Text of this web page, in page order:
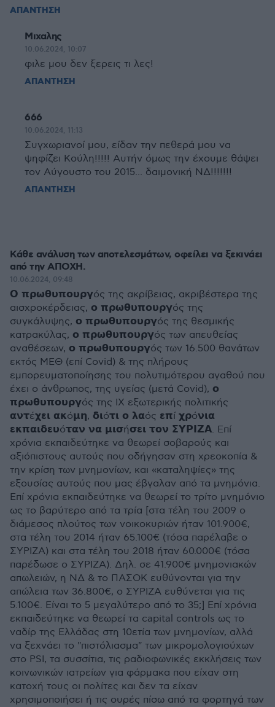
ΑΠΑΝΤΗΣΗ
Μιχαλης
10.06.2024, 10:07
φιλε μου δεν ξερεις τι λες!
ΑΠΑΝΤΗΣΗ
666
10.06.2024, 11:13
Συγχωριανοί μου, είδαν την πεθερά μου να
ψηφίζει Κούλη!!!!! Αυτήν όμως την έχουμε θάψει
τον Αύγουστο του 2015... δαιμονική ΝΔ!!!!!!!
ΑΠΑΝΤΗΣΗ
Κάθε ανάλυση των αποτελεσμάτων, οφείλει να ξεκινάει
από την ΑΠΟΧΗ.
10.06.2024, 09:48
𝝤 𝝿𝞀𝞈𝝷𝞄𝝿𝝾𝞄𝞀𝝲ός της ακρίβειας, ακριβέστερα της
αισχροκέρδειας, 𝝾 𝝿𝞀𝞈𝝷𝞄𝝿𝝾𝞄𝞀𝝲ός της
συγκάλυψης, 𝝾 𝝿𝞀𝞈𝝷𝞄𝝿𝝾𝞄𝞀𝝲ός της θεσμικής
κατρακύλας, 𝝾 𝝿𝞀𝞈𝝷𝞄𝝿𝝾𝞄𝞀𝝲ός των απευθείας
αναθέσεων, 𝝾 𝝿𝞀𝞈𝝷𝞄𝝿𝝾𝞄𝞀𝝲ός των 16.500 θανάτων
εκτός ΜΕΘ (επί Covid) & της πλήρους
εμπορευματοποίησης του πολυτιμότερου αγαθού που
έχει ο άνθρωπος, της υγείας (μετά Covid), 𝝾
𝝿𝞀𝞈𝝷𝞄𝝿𝝾𝞄𝞀𝝲ός της ΙΧ εξωτερικής πολιτικής
𝝰𝝼𝞃έ𝞆𝝴𝝸 𝝰𝝹ό𝝻𝝶, 𝝳𝝸ό𝞃𝝸 𝝾 𝝺𝝰ός 𝝴𝝿ί 𝞆𝞀ό𝝼𝝸𝝰
𝝴𝝹𝝿𝝰𝝸𝝳𝝴𝞄ό𝞃𝝰𝝼 𝝼𝝰 𝝻𝝸𝞂ή𝞂𝝴𝝸 𝞃𝝾𝝼 𝝨𝝪𝝦𝝞𝝛𝝖. Επί
χρόνια εκπαιδεύτηκε να θεωρεί σοβαρούς και
αξιόπιστους αυτούς που οδήγησαν στη χρεοκοπία &
την κρίση των μνημονίων, και «καταληψίες» της
εξουσίας αυτούς που μας έβγαλαν από τα μνημόνια.
Επί χρόνια εκπαιδεύτηκε να θεωρεί το τρίτο μνημόνιο
ως το βαρύτερο από τα τρία [στα τέλη του 2009 ο
διάμεσος πλούτος των νοικοκυριών ήταν 101.900€,
στα τέλη του 2014 ήταν 65.100€ (τόσα παρέλαβε ο
ΣΥΡΙΖΑ) και στα τέλη του 2018 ήταν 60.000€ (τόσα
παρέδωσε ο ΣΥΡΙΖΑ). Δηλ. σε 41.900€ μνημονιακών
απωλειών, η ΝΔ & το ΠΑΣΟΚ ευθύνονται για την
απώλεια των 36.800€, ο ΣΥΡΙΖΑ ευθύνεται για τις
5.100€. Είναι το 5 μεγαλύτερο από το 35;] Επί χρόνια
εκπαιδεύτηκε να θεωρεί τα capital controls ως το
ναδίρ της Ελλάδας στη 10ετία των μνημονίων, αλλά
να ξεχνάει το "πιστόλιασμα" των μικρομολογιούχων
στο PSI, τα συσσίτια, τις ραδιοφωνικές εκκλήσεις των
κοινωνικών ιατρείων για φάρμακα που είχαν στη
κατοχή τους οι πολίτες και δεν τα είχαν
χρησιμοποιήσει ή τις ουρές πίσω από τα φορτηγά των